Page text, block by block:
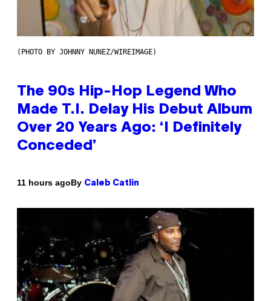
(PHOTO BY JOHNNY NUNEZ/WIREIMAGE)
The 90s Hip-Hop Legend Who
Made T.I. Delay His Debut Album
Over 20 Years Ago: ‘I Definitely
Conceded’
11 hours agoBy Caleb Catlin